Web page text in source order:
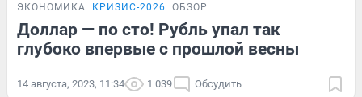
ЭКОНОМИКА КРИЗИС-2026 ОБЗОР
Доллар — по сто! Рубль упал так
глубоко впервые с прошлой весны
14 августа, 2023, 11:34 1 039 Обсудить